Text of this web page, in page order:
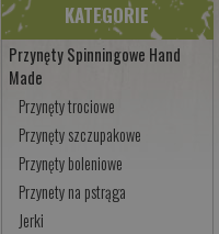
KATEGORIE
Przynęty Spinningowe Hand
Made
Przynęty trociowe
Przynęty szczupakowe
Przynęty boleniowe
Przynety na pstrąga
Jerki